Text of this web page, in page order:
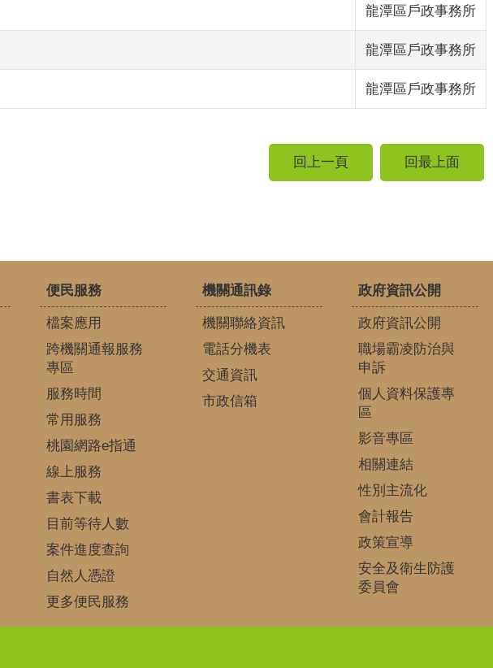
龍潭區戶政事務所
龍潭區戶政事務所
龍潭區戶政事務所
回上一頁 回最上面
便民服務
檔案應用
跨機關通報服務
專區
服務時間
常用服務
桃園網路e指通
線上服務
書表下載
目前等待人數
案件進度查詢
自然人憑證
更多便民服務
機關通訊錄
機關聯絡資訊
電話分機表
交通資訊
市政信箱
政府資訊公開
政府資訊公開
職場霸凌防治與
申訴
個人資料保護專
區
影音專區
相關連結
性別主流化
會計報告
政策宣導
安全及衛生防護
委員會